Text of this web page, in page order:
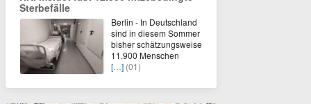
Sterbefälle
Berlin - In Deutschland
sind in diesem Sommer
bisher schätzungsweise
11.900 Menschen
[…] (01)